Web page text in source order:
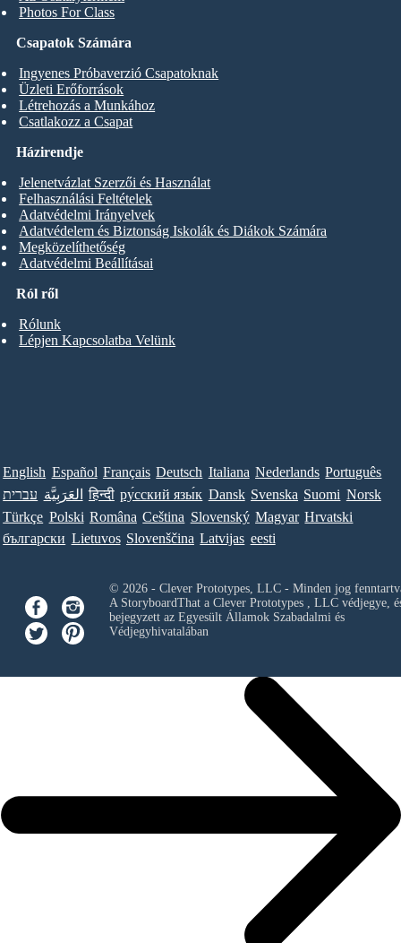
Photos For Class
Csapatok Számára
Ingyenes Próbaverzió Csapatoknak
Üzleti Erőforrások
Létrehozás a Munkához
Csatlakozz a Csapat
Ról ről
Rólunk
Lépjen Kapcsolatba Velünk
Házirendje
Jelenetvázlat Szerzői és Használat
Felhasználási Feltételek
Adatvédelmi Irányelvek
Adatvédelem és Biztonság Iskolák és Diákok Számára
Megközelíthetőség
Adatvédelmi Beállításai
English Español Français Deutsch Italiana Nederlands Português
עברית العَرَبِيَّة हिन्दी ру́сский язы́к Dansk Svenska Suomi Norsk
Türkçe Polski Româna Ceština Slovenský Magyar Hrvatski
български Lietuvos Slovenščina Latvijas eesti
© 2026 - Clever Prototypes, LLC - Minden jog
A StoryboardThat a Clever Prototypes , LLCvédjegye,
bejegyzett az Egyesült Államok Szabadalmi és
Védjegyhivatalában